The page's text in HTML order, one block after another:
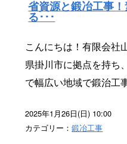
省資源と鍛冶工事
る･･･
こんにちは！有限会社
県掛川市に拠点を持ち
で幅広い地域で鍛治工
2025年1月26日(日) 10:00
カテゴリー：鍛冶工事